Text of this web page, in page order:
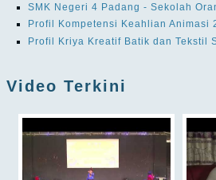
SMK Negeri 4 Padang - Sekolah
Profil Kompetensi Keahlian Animasi
Profil Kriya Kreatif Batik dan Tekstil
Video Terkini